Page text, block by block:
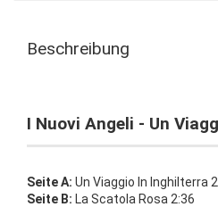
Beschreibung
I Nuovi Angeli - Un
Seite A: Un Viaggio In Inghilterra
Seite B: La Scatola Rosa 2:36